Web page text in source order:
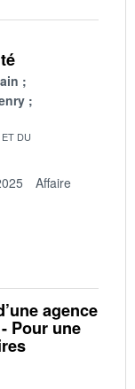
DU
Affaire
agence
Pour une